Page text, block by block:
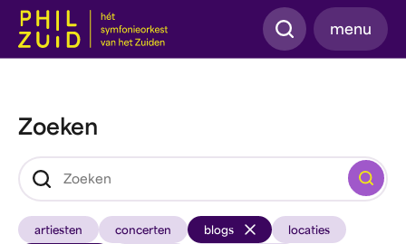
Zoeken
menu
Zoeken
Zoeken
artiesten concerten blogs locaties